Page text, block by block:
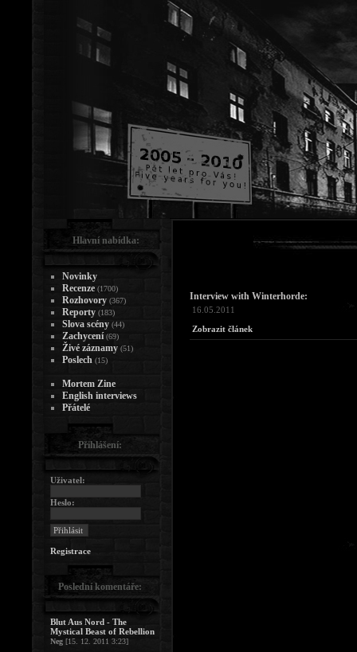
Interview with Winterhorde:
16.05.2011
Zobrazit článek
Hlavní nabídka:
Novinky
Recenze (1700)
Rozhovory (367)
Reporty (183)
Slova scény (44)
Zachycení (69)
Živé záznamy (51)
Poslech (15)
Mortem Zine
English interviews
Přátelé
Přihlášení:
Uživatel:
Heslo:
Registrace
Poslední komentáře:
Blut Aus Nord - The
Mystical Beast of Rebellion
Neg [15. 12. 2011 3:23]